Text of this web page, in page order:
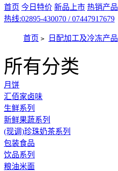
首页 今日特价 新品上市 热销产品
热线:02895-430070 / 07447917679
首页 > 日配加工及冷冻产品
所有分类
月饼
汇佰家卤味
生鲜系列
新鲜果蔬系列
(现调)珍珠奶茶系列
包装食品
饮品系列
粮油米面